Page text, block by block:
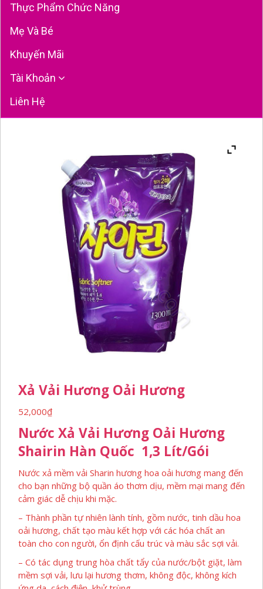
Thực Phẩm Chức Năng
Mẹ Và Bé
Khuyến Mãi
Tài Khoản
Liên Hệ
Xả Vải Hương Oải Hương
52,000₫
Nước Xả Vải Hương Oải Hương
Shairin Hàn Quốc 1,3 Lít/gói
Nước xả mềm vải Sharin hương hoa oải hương mang đến
cho bạn những bộ quần áo thơm dịu, mềm mại mang đến
cảm giác dễ chịu khi mặc.
– Thành phần tự nhiên lành tính, gồm nước, tinh dầu hoa
oải hương, chất tạo màu kết hợp với các hóa chất an
toàn cho con người, ổn định cấu trúc và màu sắc sợi vải.
– Có tác dụng trung hòa chất tẩy của nước/bột giặt, làm
mềm sợi vải, lưu lại hương thơm, không độc, không kích